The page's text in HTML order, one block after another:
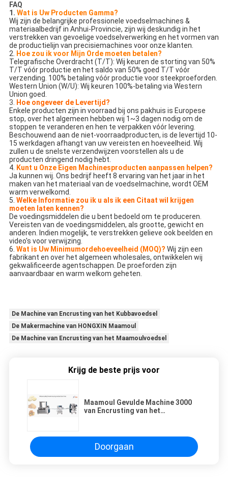
FAQ
1. Wat is Uw Producten Gamma?
Wij zijn de belangrijke professionele voedselmachines &
materiaalbedrijf in Anhui-Provincie, zijn wij deskundig in het
verstrekken van gevoelige voedselverwerking en het vormen van
de productielijn van precisiemachines voor onze klanten.
2.
Hoe zou ik voor Mijn Orde moeten betalen?
Telegrafische Overdracht (T/T): Wij keuren de storting van 50%
T/T vóór productie en het saldo van 50% goed T/T vóór
verzending. 100% betaling vóór productie voor steekproeforden.
Western Union (W/U): Wij keuren 100%-betaling via Western
Union goed.
3.
Hoe ongeveer de Levertijd?
Enkele producten zijn in voorraad bij ons pakhuis is Europese
stop, over het algemeen hebben wij 1~3 dagen nodig om de
stoppen te veranderen en hen te verpakken vóór levering.
Beschouwend aan de niet-voorraadproducten, is de levertijd 10-
15 werkdagen afhangt van uw vereisten en hoeveelheid. Wij
zullen u de snelste verzendwijzen voorstellen als u de
producten dringend nodig hebt.
4. Kunt u Onze Eigen Machinesproducten aanpassen helpen?
Ja kunnen wij. Ons bedrijf heeft 8 ervaring van het jaar in het
maken van het materiaal van de voedselmachine, wordt OEM
warm verwelkomd.
5. Welke Informatie zou ik u als ik een Citaat wil krijgen
moeten laten kennen?
De voedingsmiddelen die u bent bedoeld om te produceren.
Vereisten van de voedingsmiddelen, als grootte, gewicht en
anderen. Indien mogelijk, te verstrekken gelieve ook beelden en
video's voor verwijzing.
6. Wat is Uw Minimumordehoeveelheid (MOQ)? Wij zijn een
fabrikant en over het algemeen wholesales, ontwikkelen wij
gekwalificeerde agentschappen. De proeforden zijn
aanvaardbaar en warm welkom geheten.
De Machine van Encrusting van het Kubbavoedsel
De Makermachine van HONGXIN Maamoul
De Machine van Encrusting van het Maamoulvoedsel
Krijg de beste prijs voor
Maamoul Gevulde Machine 3000
van Encrusting van het
Doorgaan